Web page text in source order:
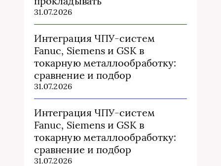
31.07.2026
Интеграция ЧПУ-систем
Fanuc, Siemens и GSK в
токарную металлообработку:
сравнение и подбор
31.07.2026
Интеграция ЧПУ-систем
Fanuc, Siemens и GSK в
токарную металлообработку:
сравнение и подбор
31.07.2026